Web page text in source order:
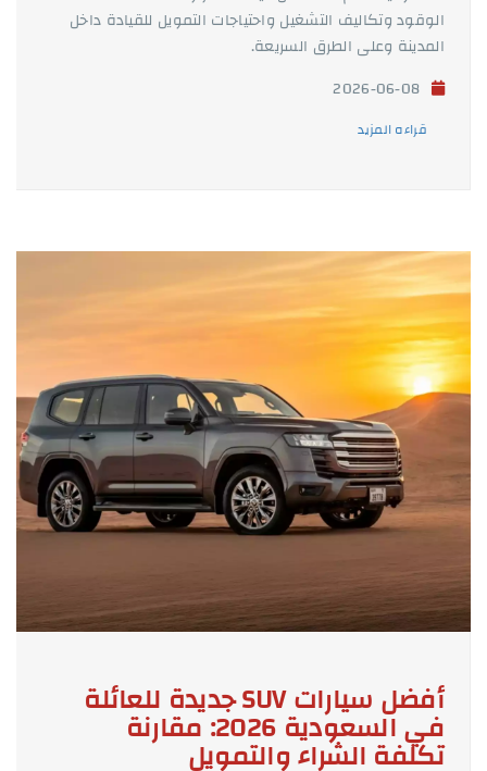
الوقود وتكاليف التشغيل واحتياجات التمويل للقيادة داخل
المدينة وعلى الطرق السريعة.
قراءه المزيد
أفضل سيارات SUV جديدة للعائلة
في السعودية 2026: مقارنة
تكلفة الشراء والتمويل